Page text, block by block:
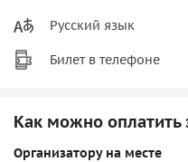
Русский язык
Билет в телефоне
Как можно оплатить
Организатору на месте